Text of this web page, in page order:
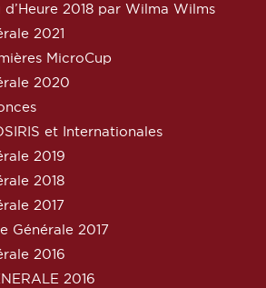
d’Heure 2018 par Wilma Wilms
2021
MicroCup
2020
et Internationales
2019
2018
2017
Générale 2017
2016
2016